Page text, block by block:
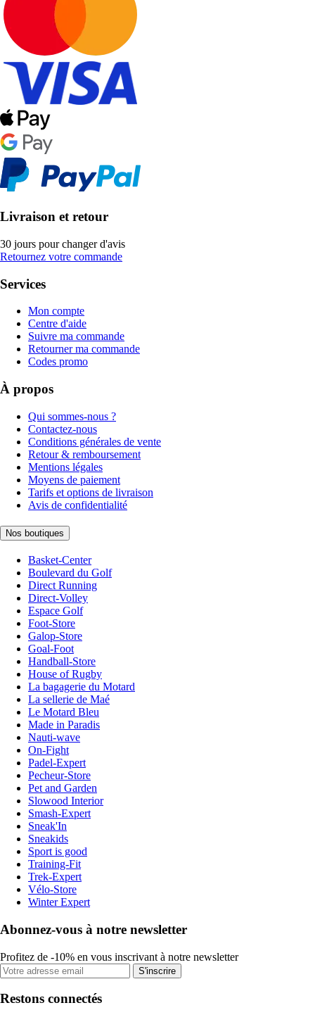
Livraison et retour
30 jours pour changer d'avis
Retournez votre commande
Services
Mon compte
Centre d'aide
Suivre ma commande
Retourner ma commande
Codes promo
À propos
Qui sommes-nous ?
Contactez-nous
Conditions générales de vente
Retour & remboursement
Mentions légales
Moyens de paiement
Tarifs et options de livraison
Avis de confidentialité
Nos boutiques
Basket-Center
Boulevard du Golf
Direct Running
Direct-Volley
Espace Golf
Foot-Store
Galop-Store
Goal-Foot
Handball-Store
House of Rugby
La bagagerie du Motard
La sellerie de Maé
Le Motard Bleu
Made in Paradis
Nauti-wave
On-Fight
Padel-Expert
Pecheur-Store
Pet and Garden
Slowood Interior
Smash-Expert
Sneak'In
Sneakids
Sport is good
Training-Fit
Trek-Expert
Vélo-Store
Winter Expert
Abonnez-vous à notre newsletter
Profitez de -10% en vous inscrivant à notre newsletter
S'inscrire
Restons connectés